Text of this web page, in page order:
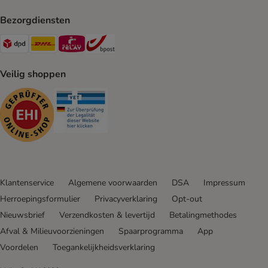
Bezorgdiensten
Dpd Shipping Method
DHL Shipping Method
Mondial Relay Shipping Method
Veilig shoppen
Security
Klantenservice Algemene voorwaarden DSA
Impressum
Herroepingsformulier
Privacyverklaring
Opt-out
Nieuwsbrief
Verzendkosten & levertijd
Betalingmethodes
Afval & Milieuvoorzieningen
Spaarprogramma
App
Voordelen
Toegankelijkheidsverklaring